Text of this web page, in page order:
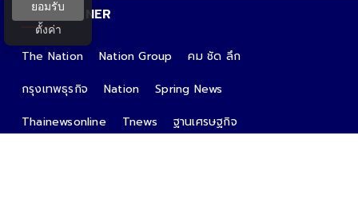
ALL PARTNER
The Nation Nation Group
คม ชัด ลึก
กรุงเทพธุรกิจ
Nation
Spring News
Thainewsonline
Tnews ฐานเศรษฐกิจ
ยอมรับ
ตั้งค่า